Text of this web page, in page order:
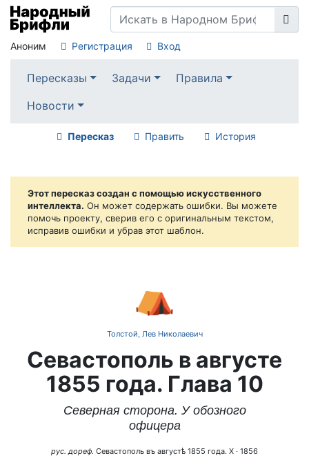
Аноним Регистрация Вход
Пересказы Задачи
Правила
Новости
Пересказ Править История
Этот пересказ создан с помощью искусственного
интеллекта. Он может содержать ошибки. Вы можете
помочь проекту, сверив его с оригинальным текстом,
исправив ошибки и убрав этот шаблон.
⛺
Толстой, Лев Николаевич
Севастополь в августе
1855 года. Глава 10
Северная сторона. У обозного
офицера
рус. дореф. Севастополь въ августѣ 1855 года. X · 1856